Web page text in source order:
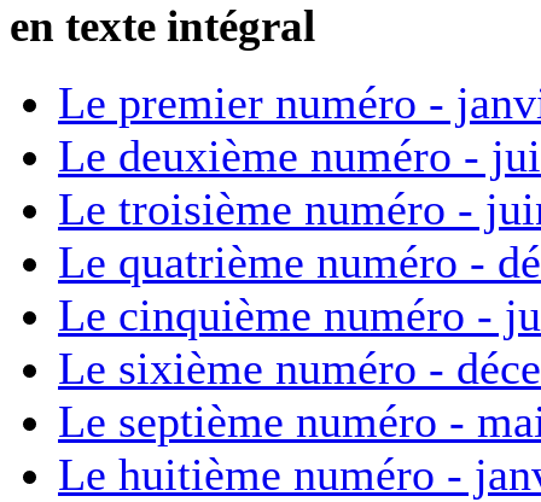
en texte intégral
Le premier numéro -
Le deuxième numéro -
Le troisième numéro -
Le quatrième numéro -
Le cinquième numéro -
Le sixième numéro -
Le septième numéro -
Le huitième numéro -